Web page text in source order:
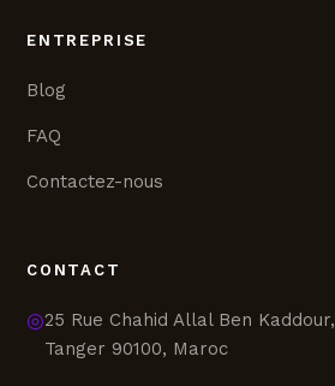
ENTREPRISE
Blog
FAQ
Contactez-nous
CONTACT
◎25 Rue Chahid Allal Ben Kaddour,
Tanger 90100, Maroc